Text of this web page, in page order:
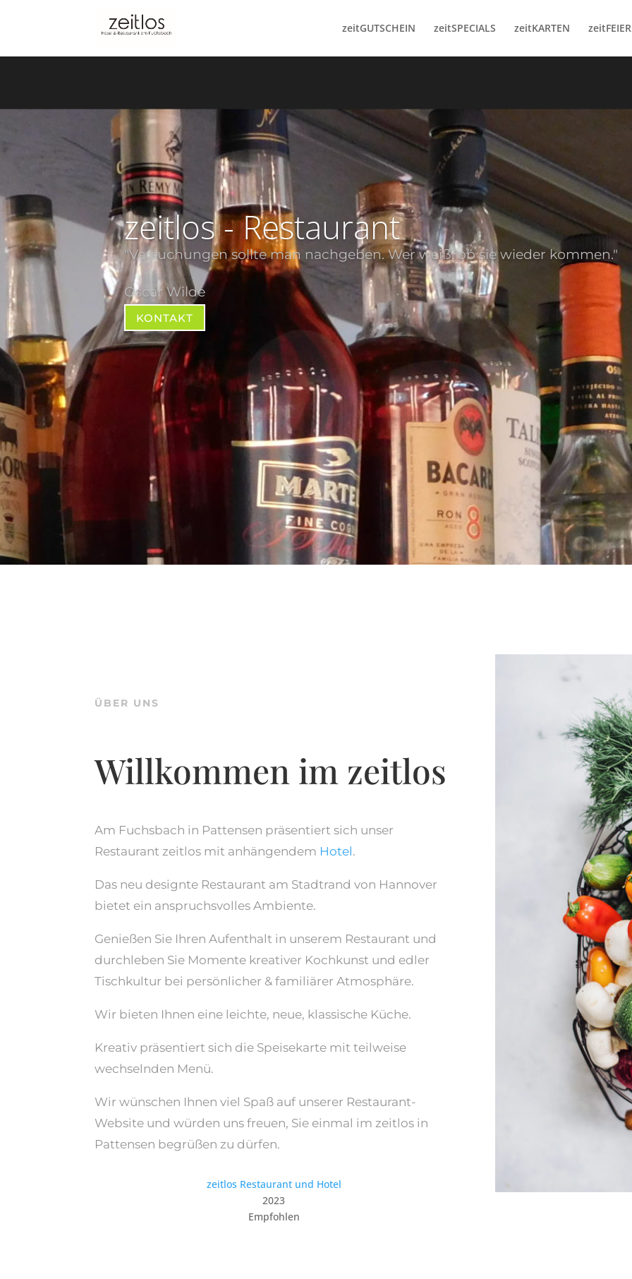
zeitGUTSCHEIN zeitSPECIALS zeitKARTEN
zeitlos - Restaurant
"Versuchungen sollte man nachgeben. Wer weiß, ob sie wieder kommen."
Oscar Wilde
KONTAKT
ÜBER UNS
Willkommen im zeitlos
Am Fuchsbach in Pattensen präsentiert sich unser
Restaurant zeitlos mit anhängendem Hotel.
Das neu designte Restaurant am Stadtrand von Hannover
bietet ein anspruchsvolles Ambiente.
Genießen Sie Ihren Aufenthalt in unserem Restaurant und
durchleben Sie Momente kreativer Kochkunst und edler
Tischkultur bei persönlicher & familiärer Atmosphäre.
Wir bieten Ihnen eine leichte, neue, klassische Küche.
Kreativ präsentiert sich die Speisekarte mit teilweise
wechselnden Menü.
Wir wünschen Ihnen viel Spaß auf unserer Restaurant-
Website und würden uns freuen, Sie einmal im zeitlos in
Pattensen begrüßen zu dürfen.
zeitlos Restaurant und Hotel
2023
Empfohlen